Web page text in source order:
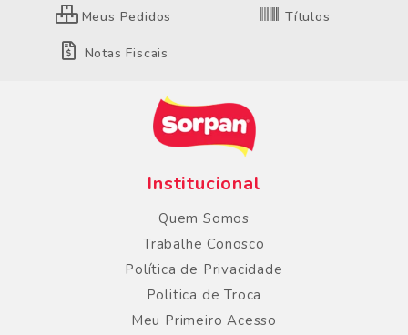
Meus Pedidos Títulos
Notas Fiscais
Institucional
Quem Somos
Trabalhe Conosco
Política de Privacidade
Politica de Troca
Meu Primeiro Acesso